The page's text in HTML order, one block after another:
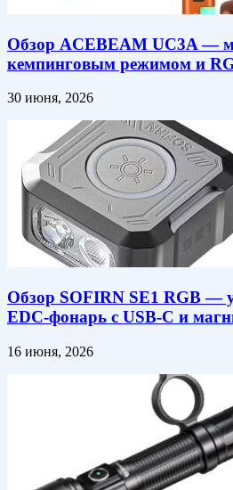
Обзор ACEBEAM UC3A —
кемпинговым режимом и
30 июня, 2026
Обзор SOFIRN SE1 RGB —
EDC-фонарь с USB-C и
16 июня, 2026